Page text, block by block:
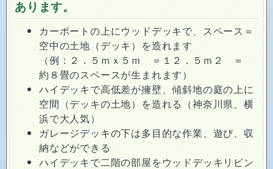
あります。
カーポートの上にウッドデッキで、スペース＝
空中の土地（デッキ）を造れます
（例：２．５ｍｘ５ｍ ＝１２．５ｍ２ ＝
約８畳のスペースが生まれます）
ハイデッキで高低差が擁壁、傾斜地の庭の上に
空間（デッキの土地）を造れる（神奈川県、横
浜で大人気）
ガレージデッキの下は多目的な作業、遊び、収
納などができる
ハイデッキで二階の部屋をウッドデッキリビン